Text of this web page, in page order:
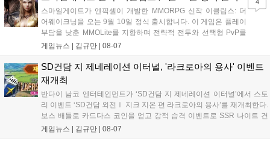
스마일게이트가 엔픽셀이 개발한 MMORPG 신작 이클립스: 더
어웨이크닝을 오는 9월 10일 정식 출시합니다. 이 게임은 플레이
부담을 낮춘 MMOLite를 지향하며 전략적 전투와 선택형 PvP를
특징으로 합니다. 현재 공식 홈페이지와 앱 마켓에서 사전등록을
니다. 또한 카카오톡 채널 추가 시 주차별 스페셜 쿠폰과 한정 스
킨, 경품 이벤트 등 풍성한 혜택을 마련해 이용자들의 기대를 모
으고 있습니다....
게임뉴스 | 김규만 | 08-07
4
SD건담 지 제네레이션 이터널, '라크로아의 용사' 이벤트
재개최
반다이 남코 엔터테인먼트가 ‘SD건담 지 제네레이션 이터널’에서 스토
리 이벤트 ‘SD건담 외전Ⅰ 지크 지온 편 라크로아의 용사’를 재개최한다.
보스 배틀로 카드다스 코인을 얻고 강적 습격 이벤트로 SSR 나이트 건
담을 획득할 수 있다. 로그인 보너스로 최대 다이아 3,000개를 지급하며,
게임뉴스 | 김규만 | 08-07